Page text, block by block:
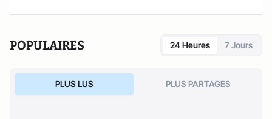
POPULAIRES 24 Heures 7 Jours
PLUS LUS PLUS PARTAGES